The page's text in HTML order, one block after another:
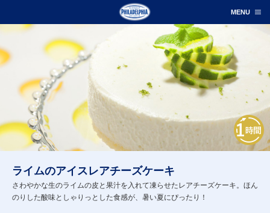
ライムのアイスレアチーズケーキ
さわやかな生のライムの皮と果汁を入れて凍らせたレアチーズケーキ。ほん
のりした酸味としゃりっとした食感が、暑い夏にぴったり！